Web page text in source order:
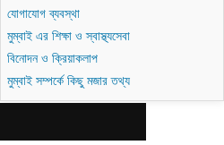
S
যোগাযোগ ব্যবস্থা
মুম্বাই এর শিক্ষা ও স্বাস্থ্যসেবা
বিনোদন ও ক্রিয়াকলাপ
মুম্বাই সম্পর্কে কিছু মজার তথ্য